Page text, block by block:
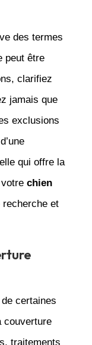
des termes
peut être
clarifiez
jamais que
exclusions
qui offre la
chien
et
certaines
traitements